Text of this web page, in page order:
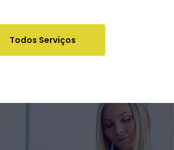
Todos Serviços